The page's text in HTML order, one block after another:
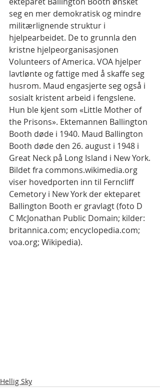
seg en mer demokratisk og mindre
militærlignende struktur i
hjelpearbeidet. De to grunnla den
kristne hjelpeorganisasjonen
Volunteers of America. VOA hjelper
lavtlønte og fattige med å skaffe seg
husrom. Maud engasjerte seg også i
sosialt kristent arbeid i fengslene.
Hun ble kjent som «Little Mother of
the Prisons». Ektemannen Ballington
Booth døde i 1940. Maud Ballington
Booth døde den 26. august i 1948 i
Great Neck på Long Island i New York.
Bildet fra commons.wikimedia.org
viser hovedporten inn til Ferncliff
Cemetory i New York der ekteparet
Ballington Booth er gravlagt (foto D
C McJonathan Public Domain; kilder:
britannica.com; encyclopedia.com;
voa.org; Wikipedia).
Hellig Sky